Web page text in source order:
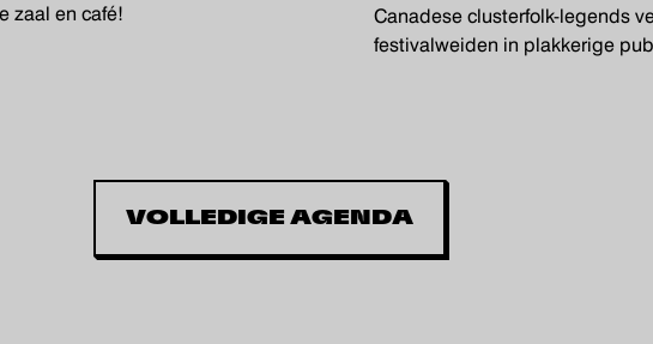
zaal en café!
Canadese clusterfolk-legends
festivalweiden in plakkerige
VOLLEDIGE AGENDA